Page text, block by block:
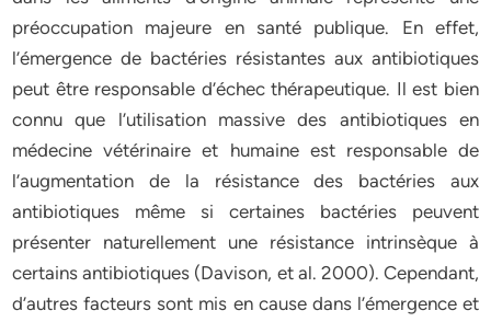
préoccupation majeure en santé publique. En effet,
l’émergence de bactéries résistantes aux antibiotiques
peut être responsable d’échec thérapeutique. Il est bien
connu que l’utilisation massive des antibiotiques en
médecine vétérinaire et humaine est responsable de
l’augmentation de la résistance des bactéries aux
antibiotiques même si certaines bactéries peuvent
présenter naturellement une résistance intrinsèque à
certains antibiotiques (Davison, et al. 2000). Cependant,
d’autres facteurs sont mis en cause dans l’émergence et